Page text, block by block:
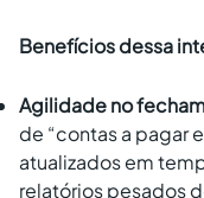
Benefícios dessa
Agilidade no
de “contas a pagar
atualizados em
relatórios pesados